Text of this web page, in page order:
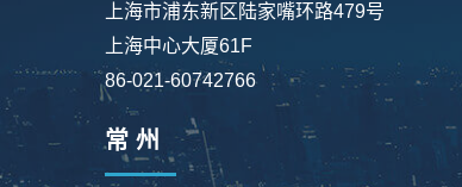
上海市浦东新区陆家嘴环路479号
上海中心大厦61F
86-021-60742766
常 州